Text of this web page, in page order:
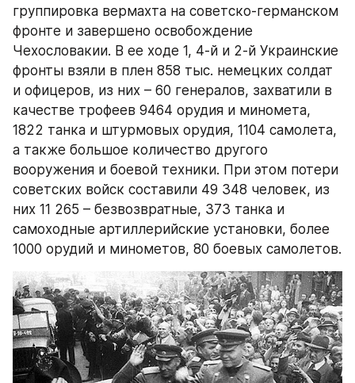
группировка вермахта на советско-германском
фронте и завершено освобождение
Чехословакии. В ее ходе 1, 4-й и 2-й Украинские
фронты взяли в плен 858 тыс. немецких солдат
и офицеров, из них – 60 генералов, захватили в
качестве трофеев 9464 орудия и миномета,
1822 танка и штурмовых орудия, 1104 самолета,
а также большое количество другого
вооружения и боевой техники. При этом потери
советских войск составили 49 348 человек, из
них 11 265 – безвозвратные, 373 танка и
самоходные артиллерийские установки, более
1000 орудий и минометов, 80 боевых самолетов.